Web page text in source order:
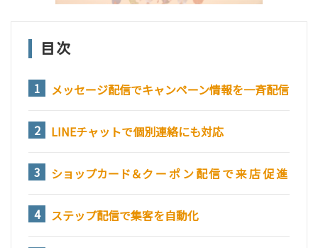
目次
メッセージ配信でキャンペーン情報を一斉配信
LINEチャットで個別連絡にも対応
ショップカード＆クーポン配信で来店促進
ステップ配信で集客を自動化